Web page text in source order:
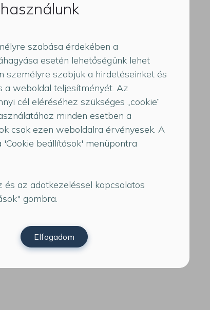
szabása érdekében a
esetén lehetőségünk lehet
személyre szabjuk a hirdetéseinket és
a weboldal teljesítményét. Az
cél eléréséhez szükséges „cookie”
minden esetben a
csak ezen weboldalra érvényesek. A
beállítások' menüpontra
az adatkezeléssel kapcsolatos
gombra.
Elfogadom